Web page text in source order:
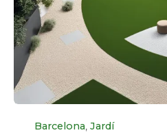
Categoria
Barcelona, Jardí